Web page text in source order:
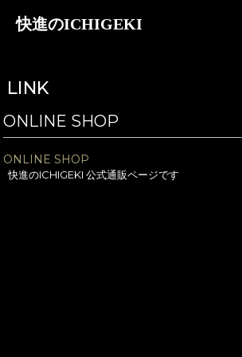
快進のICHIGEKI
LINK
ONLINE SHOP
ONLINE SHOP
快進のICHIGEKI 公式通販ページです